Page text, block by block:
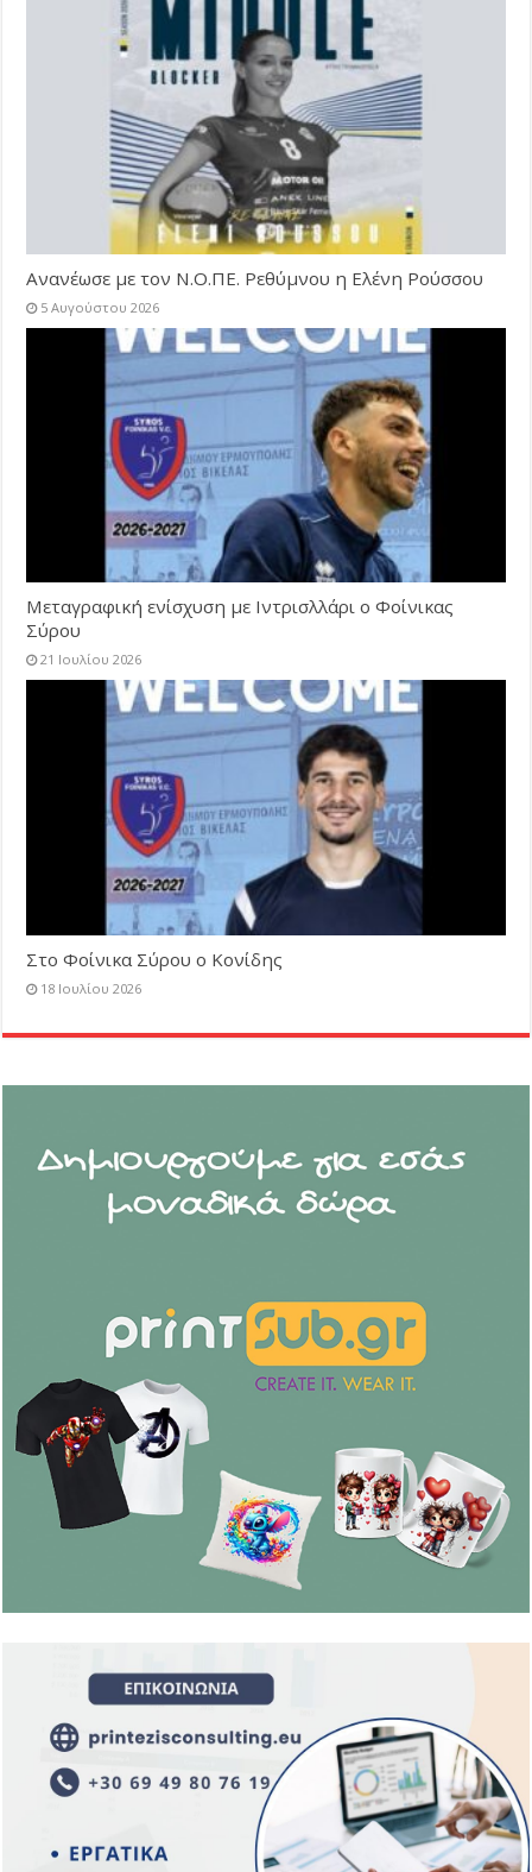
Ανανέωσε με τον Ν.Ο.ΠΕ. Ρεθύμνου η Ελένη Ρούσσου
5 Αυγούστου 2026
Μεταγραφική ενίσχυση με Ιντρισλλάρι ο Φοίνικας
Σύρου
21 Ιουλίου 2026
Στο Φοίνικα Σύρου ο Κονίδης
18 Ιουλίου 2026